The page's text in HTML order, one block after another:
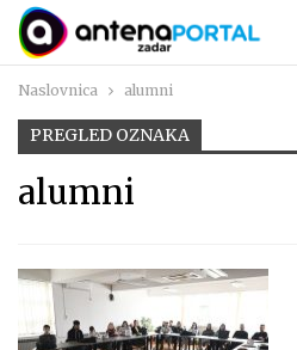
Naslovnica alumni
PREGLED OZNAKA
alumni